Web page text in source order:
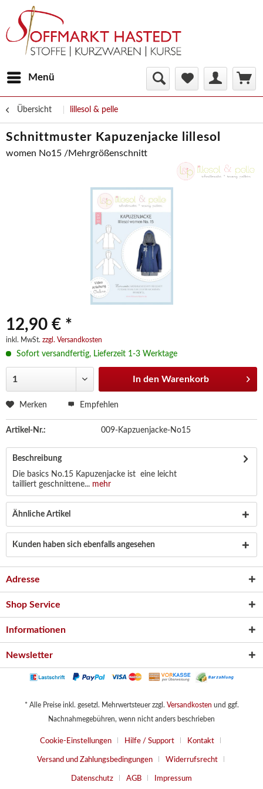
Menü
Übersicht lillesol & pelle
Schnittmuster Kapuzenjacke lillesol
women No15 /Mehrgrößenschnitt
12,90 € *
inkl. MwSt. zzgl. Versandkosten
Sofort versandfertig, Lieferzeit 1-3 Werktage
In den Warenkorb
Merken Empfehlen
Artikel-Nr.: 009-Kapzuenjacke-No15
Beschreibung
Die basics No.15 Kapuzenjacke ist eine leicht
tailliert geschnittene... mehr
Ähnliche Artikel
Kunden haben sich ebenfalls angesehen
Adresse
Shop Service
Informationen
Newsletter
* Alle Preise inkl. gesetzl. Mehrwertsteuer zzgl. Versandkosten und ggf.
Nachnahmegebühren, wenn nicht anders beschrieben
Cookie-Einstellungen Hilfe / Support Kontakt
Versand und Zahlungsbedingungen Widerrufsrecht
Datenschutz AGB Impressum